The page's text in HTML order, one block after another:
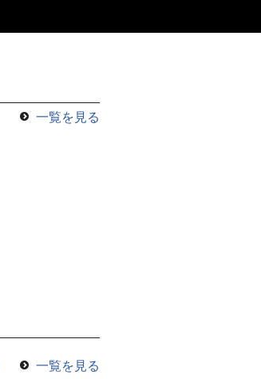
一覧を見る
一覧を見る